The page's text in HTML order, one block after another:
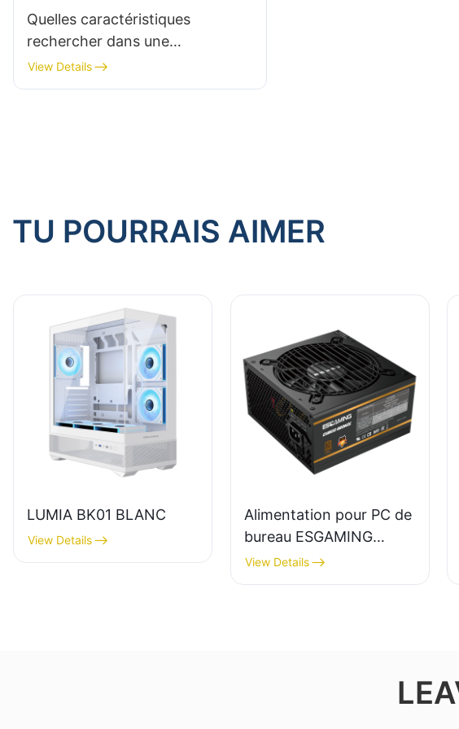
Quelles caractéristiques
rechercher dans une
alimentation PC haute
performance ?
View Details
TU POURRAIS AIMER
LUMIA BK01 BLANC
View Details
Alimentation pour PC de
bureau ESGAMING
650W, module complet,
haute qualité,
View Details